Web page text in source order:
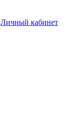
Личный кабинет